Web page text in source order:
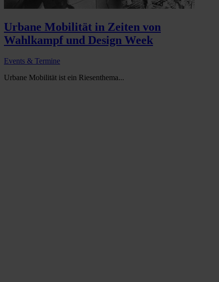
Urbane Mobilität in Zeiten von
Wahlkampf und Design Week
Events & Termine
Urbane Mobilität ist ein Riesenthema...